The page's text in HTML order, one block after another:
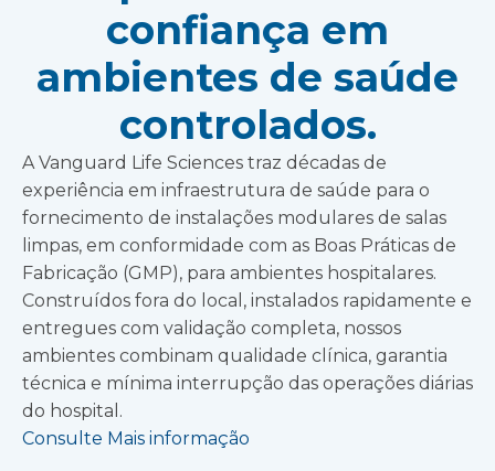
confiança em
ambientes de saúde
controlados.
A Vanguard Life Sciences traz décadas de
experiência em infraestrutura de saúde para o
fornecimento de instalações modulares de salas
limpas, em conformidade com as Boas Práticas de
Fabricação (GMP), para ambientes hospitalares.
Construídos fora do local, instalados rapidamente e
entregues com validação completa, nossos
ambientes combinam qualidade clínica, garantia
técnica e mínima interrupção das operações diárias
do hospital.
Consulte Mais informação